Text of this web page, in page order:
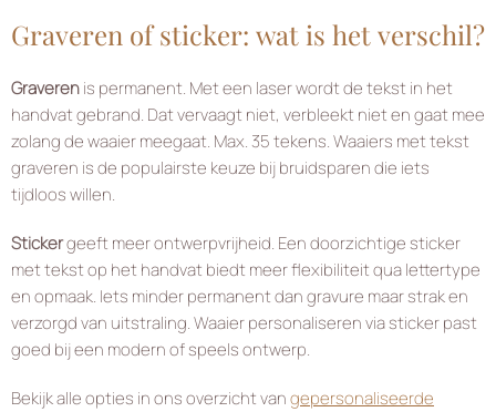
Graveren of sticker: wat is het verschil?
Graverenis permanent. Met een laser wordt de tekst in het
handvat gebrand. Dat vervaagt niet, verbleekt niet en gaat mee
zolang de waaier meegaat. Max. 35 tekens. Waaiers met tekst
graveren is de populairste keuze bij bruidsparen die iets
tijdloos willen.
Stickergeeft meer ontwerpvrijheid. Een doorzichtige sticker
met tekst op het handvat biedt meer flexibiliteit qua lettertype
en opmaak. Iets minder permanent dan gravure maar strak en
verzorgd van uitstraling. Waaier personaliseren via sticker past
goed bij een modern of speels ontwerp.
Bekijk alle opties in ons overzicht vangepersonaliseerde